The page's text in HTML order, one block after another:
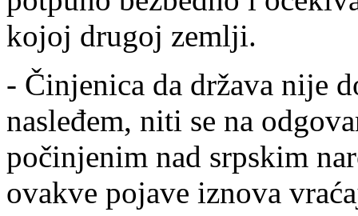
kojoj drugoj zemlji.
- Činjenica da država nije
nasleđem, niti se na
počinjenim nad srpskim
ovakve pojave iznova